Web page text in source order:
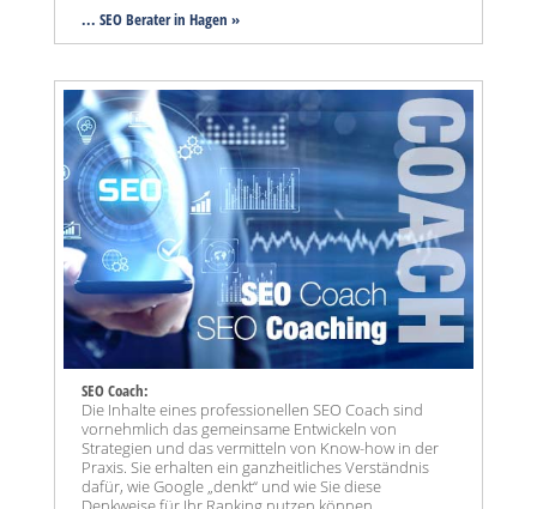
... SEO Berater in Hagen »
SEO Coach:
Die Inhalte eines professionellen SEO Coach sind
vornehmlich das gemeinsame Entwickeln von
Strategien und das vermitteln von Know-how in der
Praxis. Sie erhalten ein ganzheitliches Verständnis
dafür, wie Google „denkt“ und wie Sie diese